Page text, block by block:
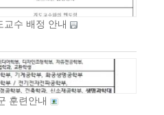
교수 배정 안내
훈련안내